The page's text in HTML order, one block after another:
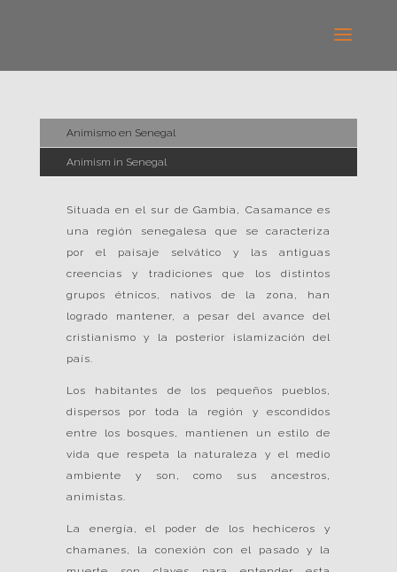
Animismo en Senegal
Animism in Senegal
Situada en el sur de Gambia, Casamance es
una región senegalesa que se caracteriza
por el paisaje selvático y las antiguas
creencias y tradiciones que los distintos
grupos étnicos, nativos de la zona, han
logrado mantener, a pesar del avance del
cristianismo y la posterior islamización del
país.
Los habitantes de los pequeños pueblos,
dispersos por toda la región y escondidos
entre los bosques, mantienen un estilo de
vida que respeta la naturaleza y el medio
ambiente y son, como sus ancestros,
animistas.
La energía, el poder de los hechiceros y
chamanes, la conexión con el pasado y la